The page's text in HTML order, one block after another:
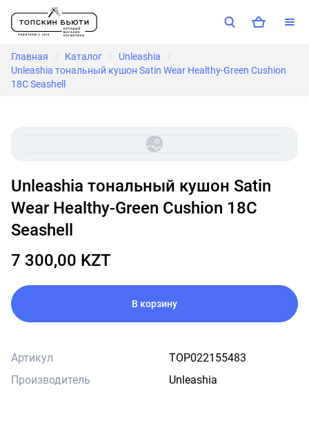
Главная / Каталог / Unleashia /
Unleashia тональный кушон Satin Wear Healthy-Green Cushion
18C Seashell
Unleashia тональный кушон Satin
Wear Healthy-Green Cushion 18C
Seashell
7 300,00 KZT
В корзину
Артикул
TOP022155483
Производитель
Unleashia